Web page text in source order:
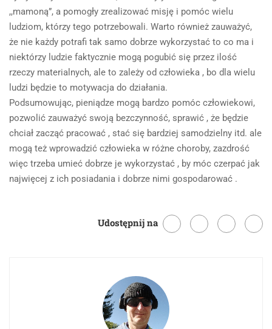
,,mamoną”, a pomogły zrealizować misję i pomóc wielu
ludziom, którzy tego potrzebowali. Warto również zauważyć,
że nie każdy potrafi tak samo dobrze wykorzystać to co ma i
niektórzy ludzie faktycznie mogą pogubić się przez ilość
rzeczy materialnych, ale to zależy od człowieka , bo dla wielu
ludzi będzie to motywacja do działania.
Podsumowując, pieniądze mogą bardzo pomóc człowiekowi,
pozwolić zauważyć swoją bezczynność, sprawić , że będzie
chciał zacząć pracować , stać się bardziej samodzielny itd. ale
mogą też wprowadzić człowieka w różne choroby, zazdrość
więc trzeba umieć dobrze je wykorzystać , by móc czerpać jak
najwięcej z ich posiadania i dobrze nimi gospodarować .
Udostępnij na